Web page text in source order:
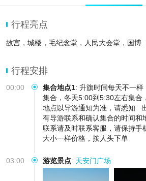
行程亮点
故宫，城楼，毛纪念堂，人民大会堂，国博
行程安排
00:00 集合地点1: 升旗时间每天不一
集合，冬天5:00到5:30左右集合
地点以导游通知为准，请悉知
有导游联系和确认集合的时间和
联系请及时联系客服，请保持手
大小一样价格，按人头下单
03:00 游览景点: 天安门广场